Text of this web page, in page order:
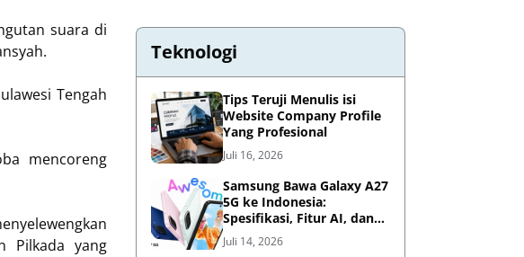
suara di
Tengah
mencoreng
Pilkada yang
Teknologi
Tips Teruji Menulis isi
Website Company Profile
Yang Profesional
Juli 16, 2026
Samsung Bawa Galaxy A27
5G ke Indonesia:
Spesifikasi, Fitur AI, dan
Harga Resmi
Juli 14, 2026